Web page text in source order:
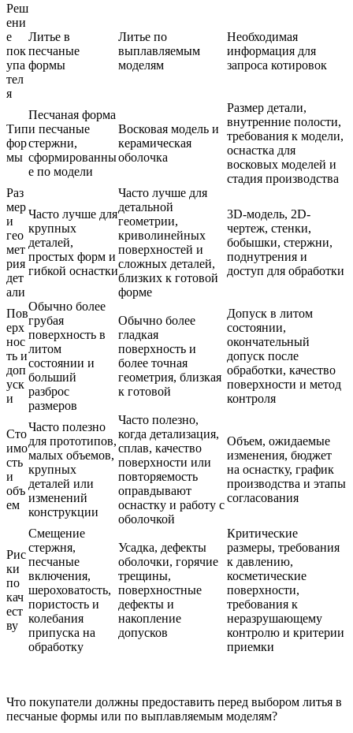
Реш
ени
е
пок
упа
тел
я
Литье в
песчаные
формы
Литье по
выплавляемым
моделям
Необходимая
информация для
запроса котировок
Тип
фор
мы
Песчаная форма
и песчаные
стержни,
сформированны
е по модели
Восковая модель и
керамическая
оболочка
Размер детали,
внутренние полости,
требования к модели,
оснастка для
восковых моделей и
стадия производства
Раз
мер
и
гео
мет
рия
дет
али
Часто лучше для
крупных
деталей,
простых форм и
гибкой оснастки
Часто лучше для
детальной
геометрии,
криволинейных
поверхностей и
сложных деталей,
близких к готовой
форме
3D-модель, 2D-
чертеж, стенки,
бобышки, стержни,
поднутрения и
доступ для обработки
Пов
ерх
нос
ть и
доп
уск
и
Обычно более
грубая
поверхность в
литом
состоянии и
больший
разброс
размеров
Обычно более
гладкая
поверхность и
более точная
геометрия, близкая
к готовой
Допуск в литом
состоянии,
окончательный
допуск после
обработки, качество
поверхности и метод
контроля
Сто
имо
сть
и
объ
ем
Часто полезно
для прототипов,
малых объемов,
крупных
деталей или
изменений
конструкции
Часто полезно,
когда детализация,
сплав, качество
поверхности или
повторяемость
оправдывают
оснастку и работу с
оболочкой
Объем, ожидаемые
изменения, бюджет
на оснастку, график
производства и этапы
согласования
Рис
ки
по
кач
ест
ву
Смещение
стержня,
песчаные
включения,
шероховатость,
пористость и
колебания
припуска на
обработку
Усадка, дефекты
оболочки, горячие
трещины,
поверхностные
дефекты и
накопление
допусков
Критические
размеры, требования
к давлению,
косметические
поверхности,
требования к
неразрушающему
контролю и критерии
приемки
Что покупатели должны предоставить перед выбором литья в
песчаные формы или по выплавляемым моделям?